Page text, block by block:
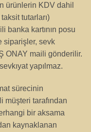
ürünlerin KDV dahil
tutarları)
banka kartının posu
siparişler, sevk
ONAY maili gönderilir.
yapılmaz.
sürecinin
müşteri tarafından
bir aksama
kaynaklanan